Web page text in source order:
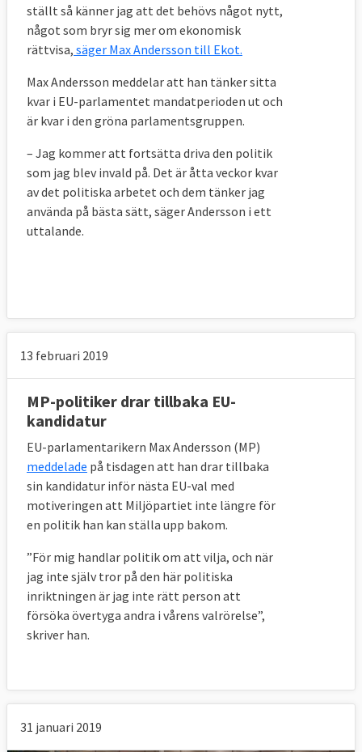
ställt så känner jag att det behövs något nytt,
något som bryr sig mer om ekonomisk
rättvisa, säger Max Andersson till Ekot.
Max Andersson meddelar att han tänker sitta
kvar i EU-parlamentet mandatperioden ut och
är kvar i den gröna parlamentsgruppen.
– Jag kommer att fortsätta driva den politik
som jag blev invald på. Det är åtta veckor kvar
av det politiska arbetet och dem tänker jag
använda på bästa sätt, säger Andersson i ett
uttalande.
13 februari 2019
MP-politiker drar tillbaka EU-
kandidatur
EU-parlamentarikern Max Andersson (MP)
meddelade på tisdagen att han drar tillbaka
sin kandidatur inför nästa EU-val med
motiveringen att Miljöpartiet inte längre för
en politik han kan ställa upp bakom.
”För mig handlar politik om att vilja, och när
jag inte själv tror på den här politiska
inriktningen är jag inte rätt person att
försöka övertyga andra i vårens valrörelse”,
skriver han.
31 januari 2019